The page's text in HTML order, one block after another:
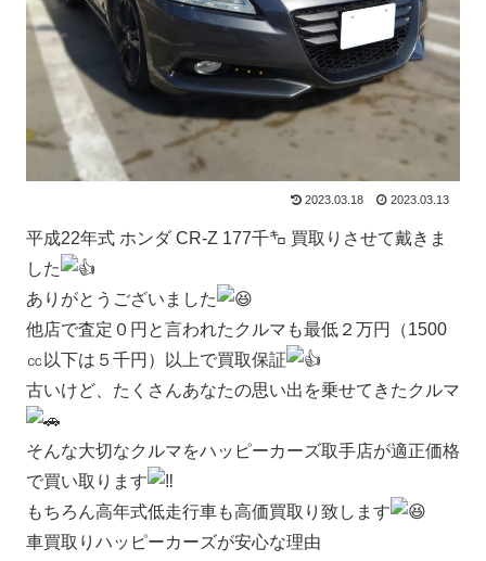
2023.03.18 2023.03.13
平成22年式 ホンダ CR-Z 177千㌔ 買取りさせて戴きま
した
ありがとうございました
他店で査定０円と言われたクルマも最低２万円（1500
㏄以下は５千円）以上で買取保証
古いけど、たくさんあなたの思い出を乗せてきたクルマ
そんな大切なクルマをハッピーカーズ取手店が適正価格
で買い取ります
もちろん高年式低走行車も高価買取り致します
車買取りハッピーカーズが安心な理由